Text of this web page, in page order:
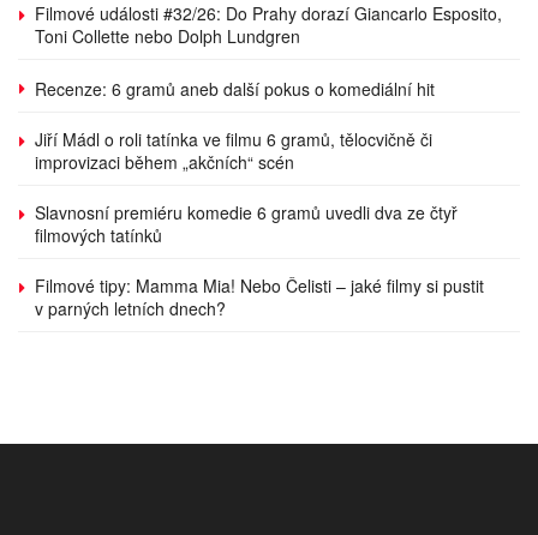
Filmové události #32/26: Do Prahy dorazí Giancarlo Esposito,
Toni Collette nebo Dolph Lundgren
Recenze: 6 gramů aneb další pokus o komediální hit
Jiří Mádl o roli tatínka ve filmu 6 gramů, tělocvičně či
improvizaci během „akčních“ scén
Slavnosní premiéru komedie 6 gramů uvedli dva ze čtyř
filmových tatínků
Filmové tipy: Mamma Mia! Nebo Čelisti – jaké filmy si pustit
v parných letních dnech?